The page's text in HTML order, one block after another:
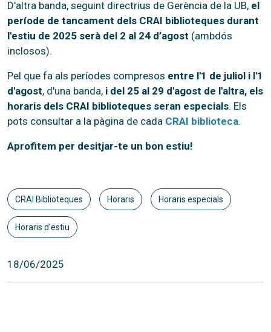
D'altra banda, seguint directrius de Gerència de la UB, el
període de tancament dels CRAI biblioteques durant
l'estiu de 2025 serà del 2 al 24 d’agost (ambdós
inclosos).
Pel que fa als períodes compresos entre l'1 de juliol i l'1
d'agost, d'una banda, i del 25 al 29 d'agost de l'altra, els
horaris dels CRAI biblioteques seran especials. Els
pots consultar a la pàgina de cada CRAI biblioteca.
Aprofitem per desitjar-te un bon estiu!
CRAI Biblioteques Horaris Horaris especials
Horaris d'estiu
18/06/2025